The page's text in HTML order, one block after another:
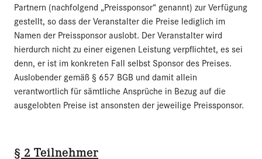
Partnern (nachfolgend „Preissponsor“ genannt) zur Verfügung
gestellt, so dass der Veranstalter die Preise lediglich im
Namen der Preissponsor auslobt. Der Veranstalter wird
hierdurch nicht zu einer eigenen Leistung verpflichtet, es sei
denn, er ist im konkreten Fall selbst Sponsor des Preises.
Auslobender gemäß § 657 BGB und damit allein
verantwortlich für sämtliche Ansprüche in Bezug auf die
ausgelobten Preise ist ansonsten der jeweilige Preissponsor.
§ 2 Teilnehmer